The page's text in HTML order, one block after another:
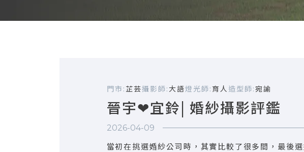
門市: 芷芸攝影師:大語燈光師:育人 造型師:宛諭
晉宇❤宜鈴| 婚紗攝影評鑑
2026-04-09
當初在挑選婚紗公司時，其實比較了很多間，最後